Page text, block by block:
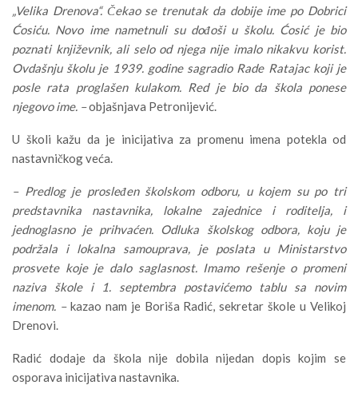
„Velika Drenova“. Čekao se trenutak da dobije ime po Dobrici
Ćosiću. Novo ime nametnuli su dođoši u školu. Ćosić je bio
poznati književnik, ali selo od njega nije imalo nikakvu korist.
Ovdašnju školu je 1939. godine sagradio Rade Ratajac koji je
posle rata proglašen kulakom. Red je bio da škola ponese
njegovo ime. –objašnjava Petronijević.
U školi kažu da je inicijativa za promenu imena potekla od
nastavničkog veća.
– Predlog je prosleđen školskom odboru, u kojem su po tri
predstavnika nastavnika, lokalne zajednice i roditelja, i
jednoglasno je prihvaćen. Odluka školskog odbora, koju je
podržala i lokalna samouprava, je poslata u Ministarstvo
prosvete koje je dalo saglasnost. Imamo rešenje o promeni
naziva škole i 1. septembra postavićemo tablu sa novim
imenom. –kazao nam je Boriša Radić, sekretar škole u Velikoj
Drenovi.
Radić dodaje da škola nije dobila nijedan dopis kojim se
osporava inicijativa nastavnika.